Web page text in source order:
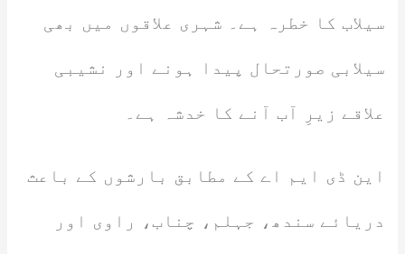
سیلاب کا خطرہ ہے۔ شہری علاقوں میں بھی
سیلابی صورتحال پیدا ہونے اور نشیبی
علاقے زیرِ آب آنے کا خدشہ ہے۔
این ڈی ایم اے کے مطابق بارشوں کے باعث
دریائے سندھ، جہلم، چناب، راوی اور